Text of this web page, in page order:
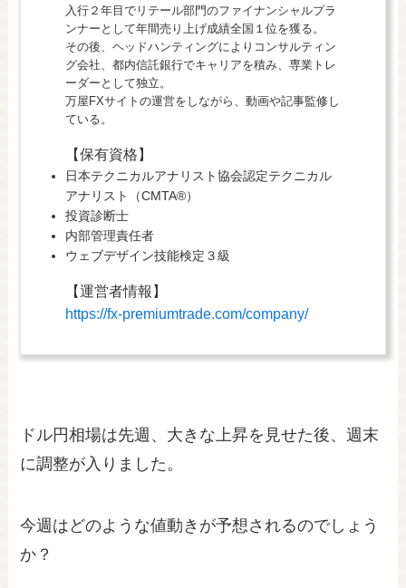
入行２年目でリテール部門のファイナンシャルプラ
ンナーとして年間売り上げ成績全国１位を獲る。
その後、ヘッドハンティングによりコンサルティン
グ会社、都内信託銀行でキャリアを積み、専業トレ
ーダーとして独立。
万屋FXサイトの運営をしながら、動画や記事監修し
ている。
【保有資格】
日本テクニカルアナリスト協会認定テクニカル
アナリスト（CMTA®）
投資診断士
内部管理責任者
ウェブデザイン技能検定３級
【運営者情報】
https://fx-premiumtrade.com/company/
ドル円相場は先週、大きな上昇を見せた後、週末
に調整が入りました。
今週はどのような値動きが予想されるのでしょう
か？